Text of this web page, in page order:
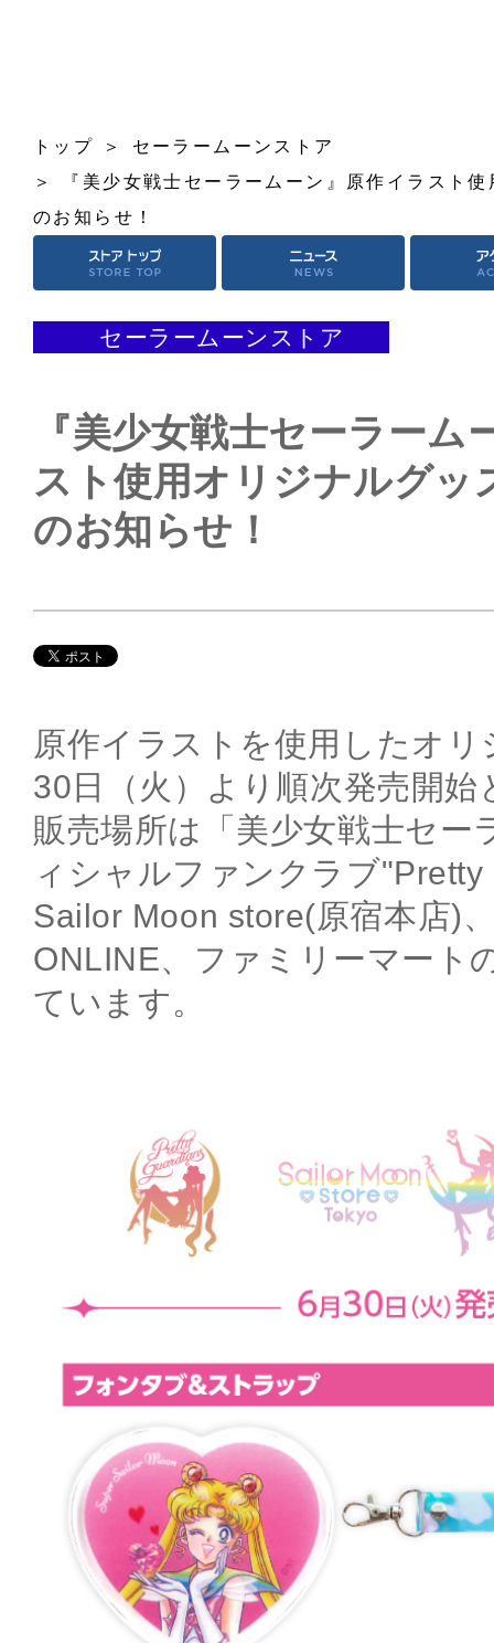
トップ
セーラームーンストア
『美少女戦士セーラームーン』原作イラスト
のお知らせ！
セーラームーンストア
『美少女戦士セーラーム
スト使用オリジナルグッ
のお知らせ！
原作イラストを使用したオ
30日（火）より順次発売開始
販売場所は「美少女戦士セー
ィシャルファンクラブ
Sailor Moon store(原宿本店)
ONLINE、ファミリーマート
ています。